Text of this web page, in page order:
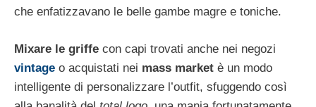
che enfatizzavano le belle gambe magre e toniche.
Mixare le griffe con capi trovati anche nei negozi
vintage o acquistati nei mass market è un modo
intelligente di personalizzare l’outfit, sfuggendo così